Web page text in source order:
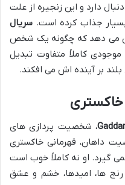
دارد و این زنجیره از علت
بسیار جذاب کرده است. سریال
می دهد که چگونه یک شخص
کاملاً متفاوت تبدیل
بر آینده اش می افکند.
، شخصیت پردازی های
داهان، قهرمانی خاکستری
گیرد. او نه کاملاً خوب است
رنج ها، امیدها، خشم و عشق